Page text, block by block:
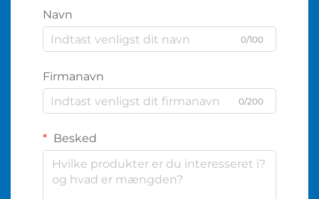
Navn
0/100
Firmanavn
0/200
Besked